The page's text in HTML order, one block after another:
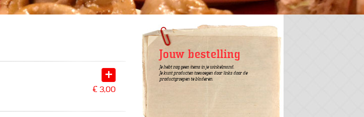
€ 3,00
Jouw bestelling
Je hebt nog geen items in je winkelmand.
Je kunt producten toevoegen door links door de
productgroepen te bladeren.